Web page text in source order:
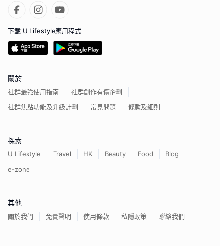
下載 U Lifestyle應用程式
關於
社群最強使用指南
社群創作有價企劃
社群焦點功能及升級計劃
常見問題 條款及細則
探索
U Lifestyle Travel HK Beauty Food
Blog
e-zone
其他
關於我們 免責聲明 使用條款 私隱政策 聯絡我們